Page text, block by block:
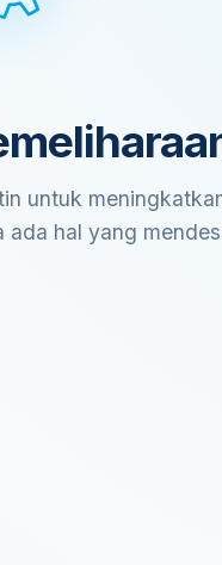
untuk
ada hal yang